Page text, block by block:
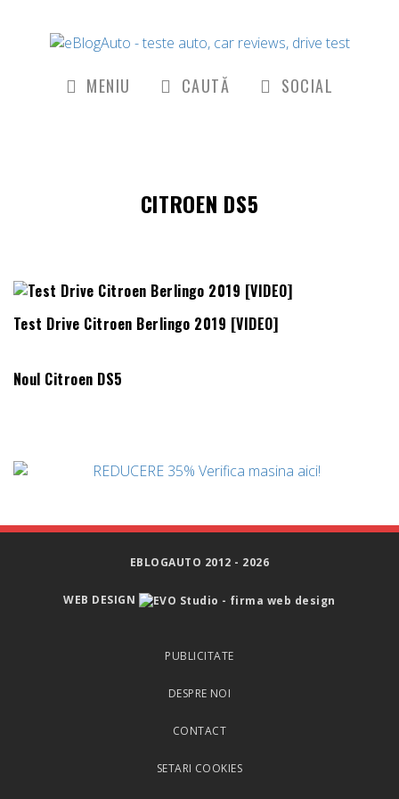
MENIU CAUTĂ SOCIAL
CITROEN DS5
Test Drive Citroen Berlingo 2019 [VIDEO]
Noul Citroen DS5
EBLOGAUTO 2012 - 2026
WEB DESIGN
PUBLICITATE
DESPRE NOI
CONTACT
SETARI COOKIES